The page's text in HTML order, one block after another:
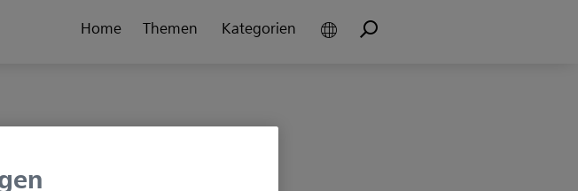
Home Themen Kategorien